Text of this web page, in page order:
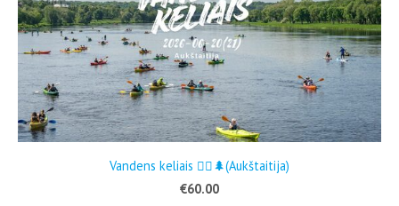
Vandens keliais 🚣‍♂🌲(Aukštaitija)
€60.00